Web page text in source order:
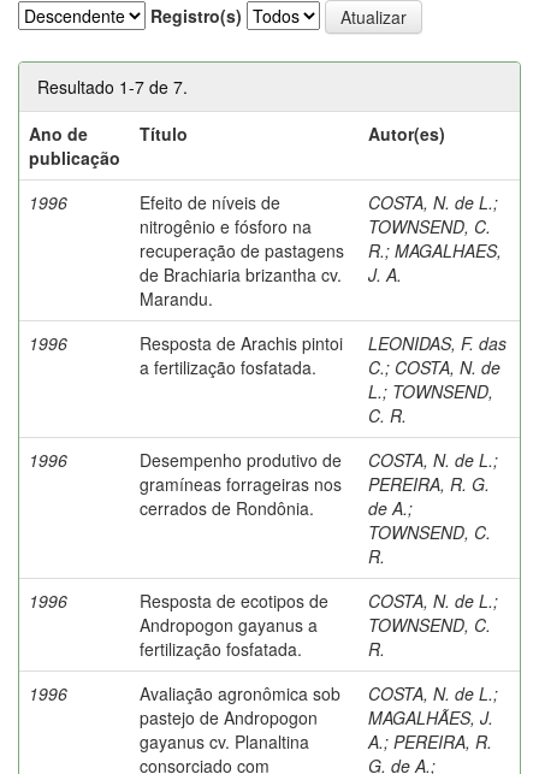
Registro(s)
Resultado 1-7 de 7.
Ano de
publicação
Título Autor(es)
1996
Efeito de níveis de
nitrogênio e fósforo na
recuperação de pastagens
de Brachiaria brizantha cv.
Marandu.
COSTA, N. de L.;
TOWNSEND, C.
R.; MAGALHAES,
J. A.
1996
Resposta de Arachis pintoi
a fertilização fosfatada.
LEONIDAS, F. das
C.; COSTA, N. de
L.; TOWNSEND,
C. R.
1996
Desempenho produtivo de
gramíneas forrageiras nos
cerrados de Rondônia.
COSTA, N. de L.;
PEREIRA, R. G.
de A.;
TOWNSEND, C.
R.
1996
Resposta de ecotipos de
Andropogon gayanus a
fertilização fosfatada.
COSTA, N. de L.;
TOWNSEND, C.
R.
1996
Avaliação agronômica sob
pastejo de Andropogon
gayanus cv. Planaltina
consorciado com
COSTA, N. de L.;
MAGALHÃES, J.
A.; PEREIRA, R.
G. de A.;